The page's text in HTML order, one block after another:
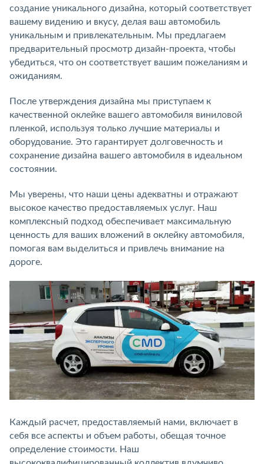
создание уникального дизайна, который соответствует
вашему видению и вкусу, делая ваш автомобиль
уникальным и привлекательным. Мы предлагаем
предварительный просмотр дизайн-проекта, чтобы
убедиться, что он соответствует вашим пожеланиям и
ожиданиям.
После утверждения дизайна мы приступаем к
качественной оклейке вашего автомобиля виниловой
пленкой, используя только лучшие материалы и
оборудование. Это гарантирует долговечность и
сохранение дизайна вашего автомобиля в идеальном
состоянии.
Мы уверены, что наши цены адекватны и отражают
высокое качество предоставляемых услуг. Наш
комплексный подход обеспечивает максимальную
ценность для ваших вложений в оклейку автомобиля,
помогая вам выделиться и привлечь внимание на
дороге.
Каждый расчет, предоставляемый нами, включает в
себя все аспекты и объем работы, обещая точное
определение стоимости. Наш